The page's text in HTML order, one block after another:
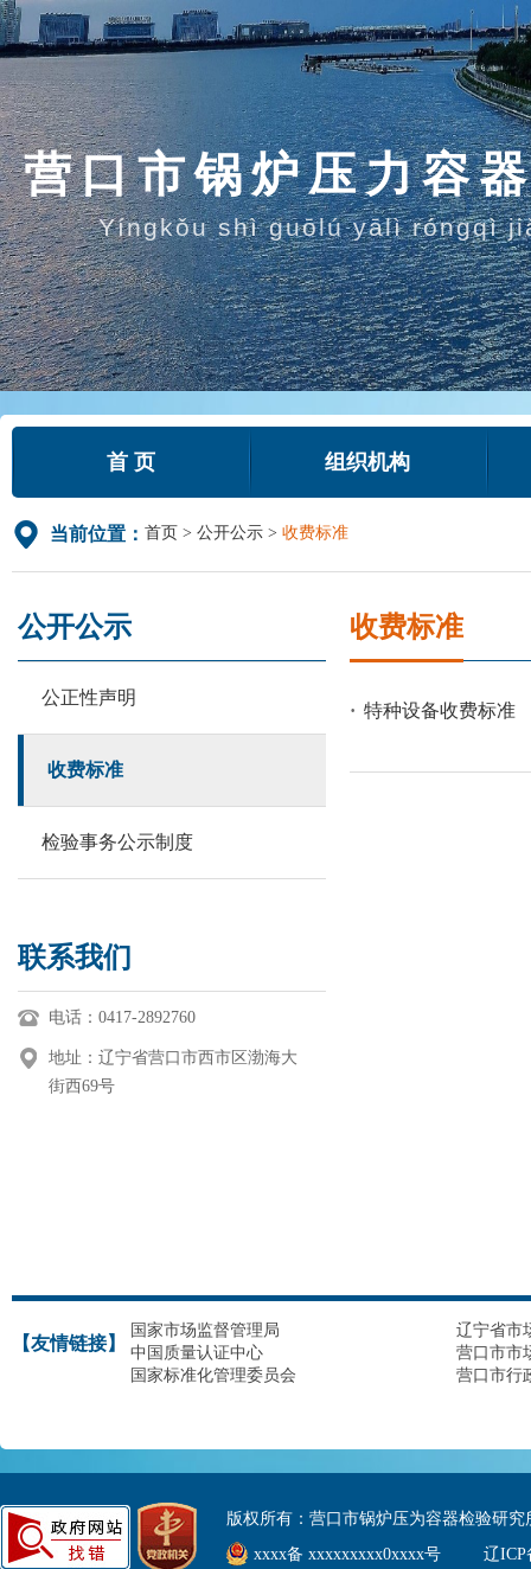
营口市锅炉压力容
Yíngkǒu shì guōlú yālì róngqì
首 页 组织机构
当前位置： 首页 公开公示 收费标准
公开公示
公正性声明
收费标准
检验事务公示制度
联系我们
电话：0417-2892760
地址：辽宁省营口市西市区渤海大
街西69号
收费标准
· 特种设备收费标准
【友情链接】
国家市场监督管理局
中国质量认证中心
国家标准化管理委员会
辽宁省市
营口市市
营口市行
版权所有：营口市锅炉压为容器检验研
xxxx备 xxxxxxxxx0xxxx号
辽ICP